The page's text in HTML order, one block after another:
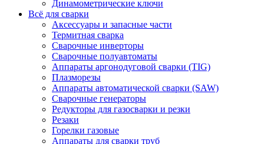
Динамометрические ключи
Всё для сварки
Аксессуары и запасные части
Термитная сварка
Сварочные инверторы
Сварочные полуавтоматы
Аппараты аргонодуговой сварки (TIG)
Плазморезы
Аппараты автоматической сварки (SAW)
Сварочные генераторы
Редукторы для газосварки и резки
Резаки
Горелки газовые
Аппараты для сварки труб